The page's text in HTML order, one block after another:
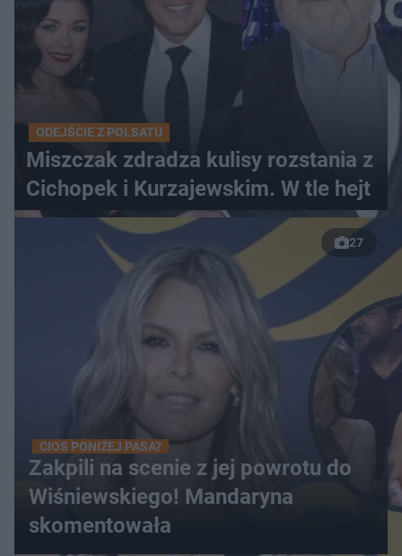
ODEJŚCIE Z POLSATU
Miszczak zdradza kulisy rozstania z
Cichopek i Kurzajewskim. W tle hejt
27
CIOS PONIŻEJ PASA?
Zakpili na scenie z jej powrotu do
Wiśniewskiego! Mandaryna
skomentowała